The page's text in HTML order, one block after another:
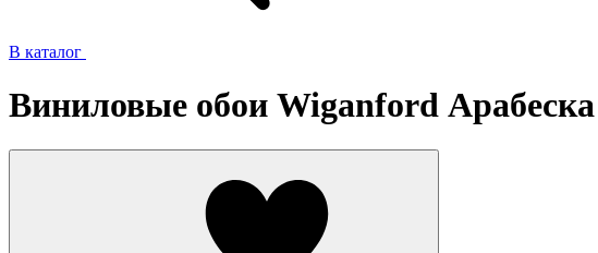
В каталог
Виниловые обои Wiganford